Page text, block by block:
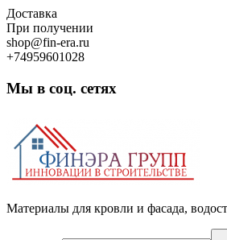
Skip
to
content
Доставка
При получении
shop@fin-era.ru
+74959601028
Мы в соц. сетях
Материалы для кровли и фасада,